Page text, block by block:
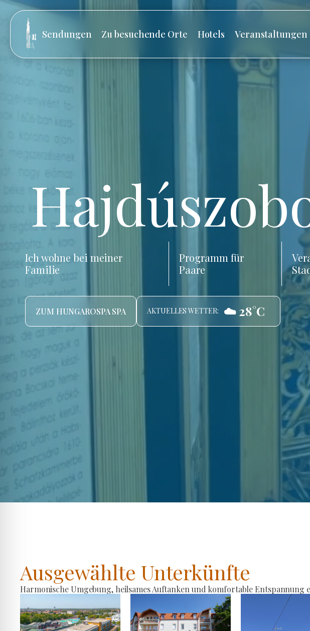
Sendungen Zu besuchende Orte Hotels Veranstaltungen
Ich wohne bei meiner
Familie
Programm für
Paare
ZUM HUNGAROSPA SPA AKTUELLES WETTER: ☁️ 28°C
Ausgewählte Unterkünfte
Harmonische Umgebung, heilsames Auftanken und komfortable